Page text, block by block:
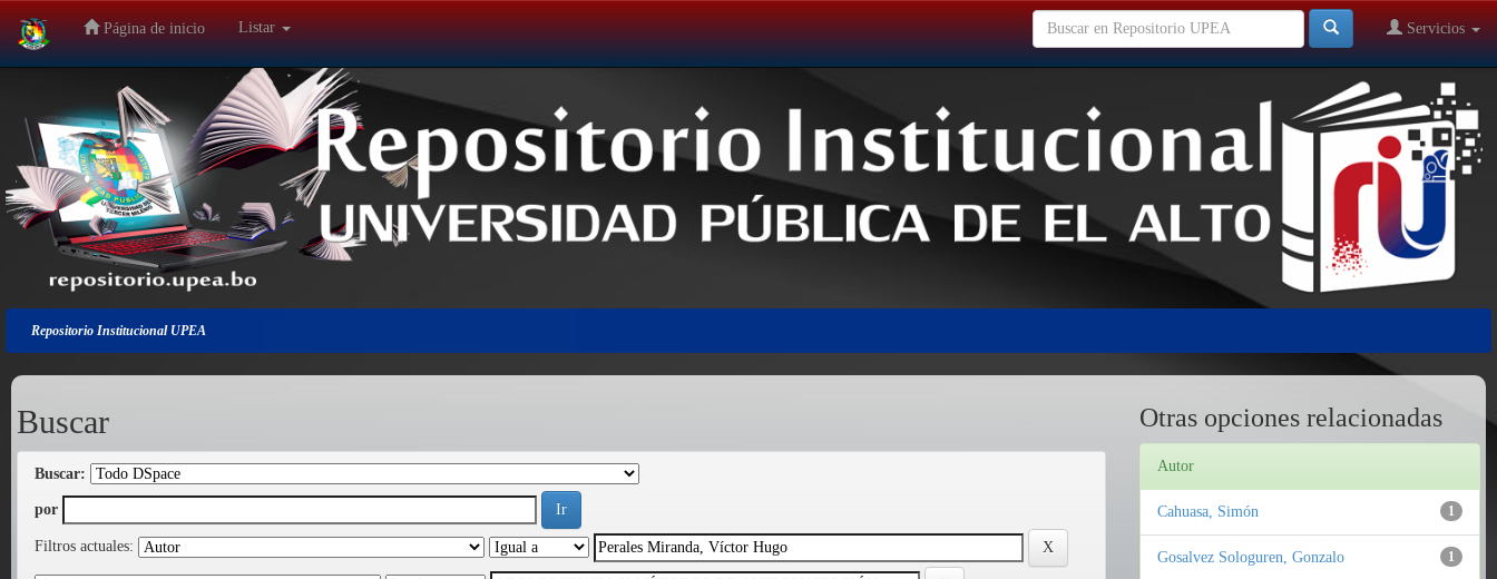
Salir
navegación
Página de inicio Listar Servicios
Repositorio Institucional UPEA
Buscar
Buscar:
por
Filtros actuales:
Otras opciones relacionadas
Autor
1
Cahuasa, Simón
1
Gosalvez Sologuren, Gonzalo